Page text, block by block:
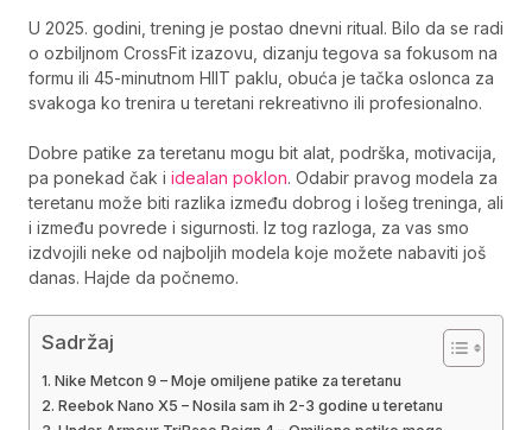
U 2025. godini, trening je postao dnevni ritual. Bilo da se radi
o ozbiljnom CrossFit izazovu, dizanju tegova sa fokusom na
formu ili 45-minutnom HIIT paklu, obuća je tačka oslonca za
svakoga ko trenira u teretani rekreativno ili profesionalno.
Dobre patike za teretanu mogu bit alat, podrška, motivacija,
pa ponekad čak i idealan poklon. Odabir pravog modela za
teretanu može biti razlika između dobrog i lošeg treninga, ali
i između povrede i sigurnosti. Iz tog razloga, za vas smo
izdvojili neke od najboljih modela koje možete nabaviti još
danas. Hajde da počnemo.
Sadržaj
1. Nike Metcon 9 – Moje omiljene patike za teretanu
2. Reebok Nano X5 – Nosila sam ih 2-3 godine u teretanu